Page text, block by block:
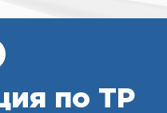
по ТР